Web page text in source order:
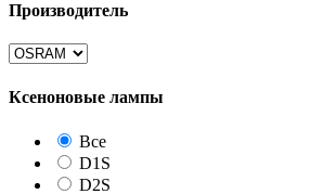
Производитель
Ксеноновые лампы
Все
D1S
D2S